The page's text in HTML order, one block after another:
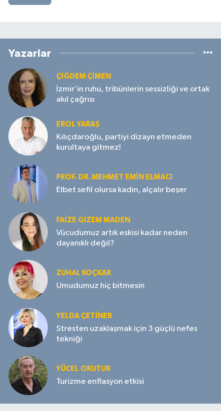
Yazarlar
ÇIĞDEM ÇIMEN
İzmir’in ruhu, tribünlerin sessizliği ve ortak
akıl çağrısı
EROL YARAŞ
Kılıçdaroğlu, partiyi dizayn etmeden
kurultaya gitmez!
PROF. DR. MEHMET EMIN ELMACI
Elbet sefil olursa kadın, alçalır beşer
FAIZE GIZEM MADEN
Vücudumuz artık eskisi kadar neden
dayanıklı değil?
ZUHAL KOÇKAR
Umudumuz hiç bitmesin
YELDA ÇETİNER
Stresten uzaklaşmak için 3 güçlü nefes
tekniği
YÜCEL OKUTUR
Turizme enflasyon etkisi